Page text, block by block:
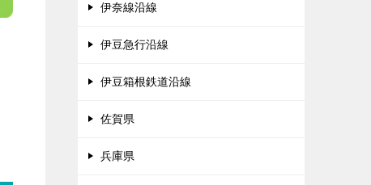
伊奈線沿線
伊豆急行沿線
伊豆箱根鉄道沿線
佐賀県
兵庫県